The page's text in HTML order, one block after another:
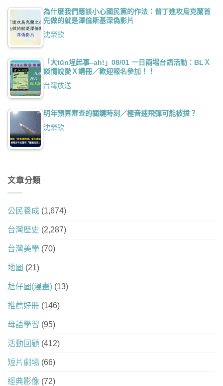
為什麼我們應該小心國民黨的作法：普丁進攻烏克蘭首
先做的就是澤倫斯基深偽影片
沈榮欽
「大tūn埕起事–ah!」08/01 一日兩場台語活動：BLＸ
談情說愛Ｘ講冊／歡迎報名參加！！
台灣放送
明年預算審查的關鍵時刻／極音速飛彈可能被擋？
沈榮欽
文章分類
公民養成 (1,674)
台灣歷史 (2,287)
台灣美學 (70)
地圖 (21)
尪仔圖(漫畫) (13)
推薦好冊 (146)
母語學習 (95)
活動回顧 (412)
短片劇場 (66)
經典影像 (72)